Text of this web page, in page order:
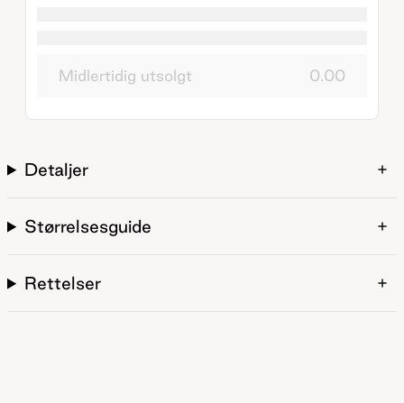
Midlertidig utsolgt 0.00
Detaljer
Størrelsesguide
Rettelser